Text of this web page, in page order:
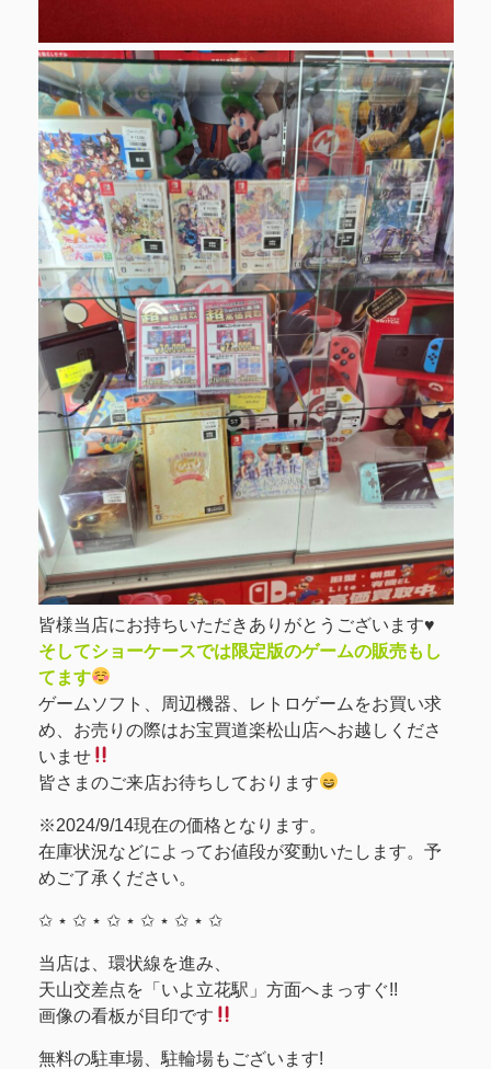
皆様当店にお持ちいただきありがとうございます♥️
そしてショーケースでは限定版のゲームの販売もし
てます
ゲームソフト、周辺機器、レトロゲームをお買い求
め、お売りの際はお宝買道楽松山店へお越しくださ
いませ
皆さまのご来店お待ちしております
※2024/9/14現在の価格となります。
在庫状況などによってお値段が変動いたします。予
めご了承ください。
✩ ⋆ ✩ ⋆ ✩ ⋆ ✩ ⋆ ✩ ⋆ ✩
当店は、環状線を進み、
天山交差点を「いよ立花駅」方面へまっすぐ!!
画像の看板が目印です
無料の駐車場、駐輪場もございます!